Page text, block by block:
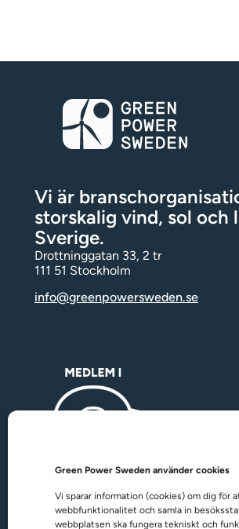
Green Power Sweden använder cookies
Vi sparar information (cookies) om dig för
webbfunktionalitet och samla in
webbplatsen ska fungera tekniskt och
Vi är
storskalig vind, sol och
Sverige.
Drottninggatan 33, 2 tr
111 51 Stockholm
info@greenpowersweden.se